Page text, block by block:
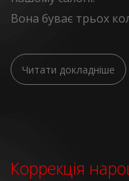
Вона буває трьох
Читати докладніше
Коррекція